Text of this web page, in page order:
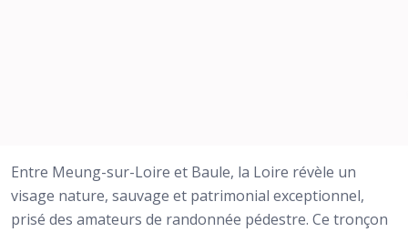
Entre Meung-sur-Loire et Baule, la Loire révèle un
visage nature, sauvage et patrimonial exceptionnel,
prisé des amateurs de randonnée pédestre. Ce tronçon